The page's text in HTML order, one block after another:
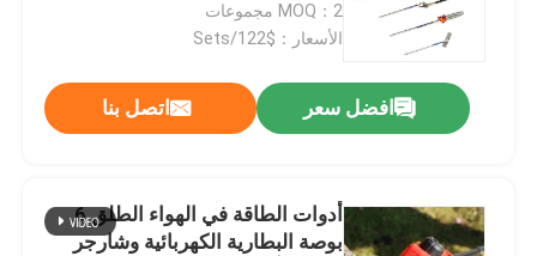
MOQ：2 مجموعات
الأسعار：$122/Sets
افضل سعر اتصل بنا
أدوات الطاقة في الهواء الطلق 6
بوصة البطارية الكهربائية وشارجر